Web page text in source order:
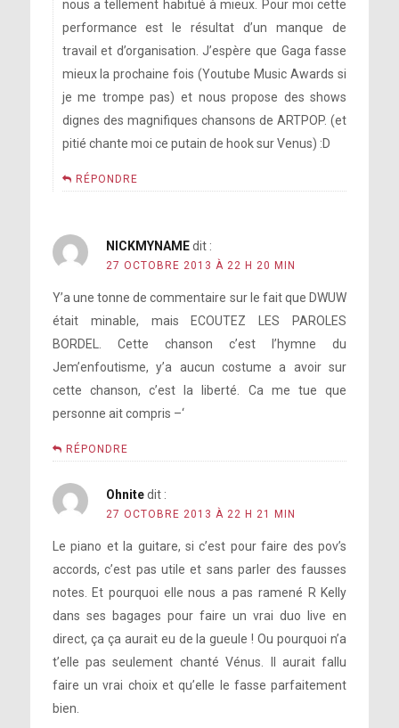
nous a tellement habitué à mieux. Pour moi cette
performance est le résultat d’un manque de
travail et d’organisation. J’espère que Gaga fasse
mieux la prochaine fois (Youtube Music Awards si
je me trompe pas) et nous propose des shows
dignes des magnifiques chansons de ARTPOP. (et
pitié chante moi ce putain de hook sur Venus) :D
RÉPONDRE
NICKMYNAME dit :
27 OCTOBRE 2013 À 22 H 20 MIN
Y’a une tonne de commentaire sur le fait que DWUW
était minable, mais ECOUTEZ LES PAROLES
BORDEL. Cette chanson c’est l’hymne du
Jem’enfoutisme, y’a aucun costume a avoir sur
cette chanson, c’est la liberté. Ca me tue que
personne ait compris –‘
RÉPONDRE
Ohnite dit :
27 OCTOBRE 2013 À 22 H 21 MIN
Le piano et la guitare, si c’est pour faire des pov’s
accords, c’est pas utile et sans parler des fausses
notes. Et pourquoi elle nous a pas ramené R Kelly
dans ses bagages pour faire un vrai duo live en
direct, ça ça aurait eu de la gueule ! Ou pourquoi n’a
t’elle pas seulement chanté Vénus. Il aurait fallu
faire un vrai choix et qu’elle le fasse parfaitement
bien.